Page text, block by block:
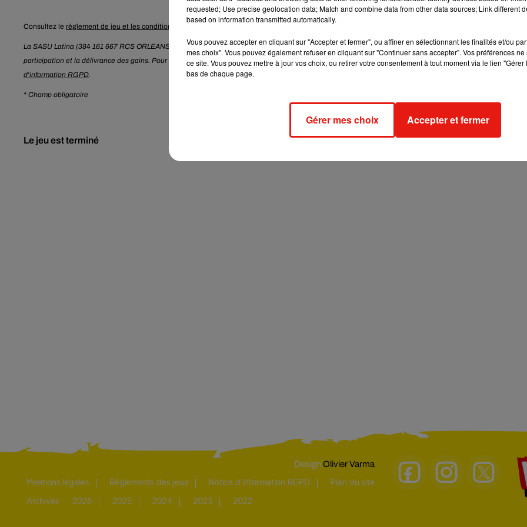
Consultez le règlement de jeu et les conditions de participation
La SASU Latina (384 161 667 RCS ORLEANS) traite les données recueillies pour l’organisation de ses jeux concours, notamment pour l’enregistrement de la
participation et la délivrance des gains. Pour en savoir plus sur la gestion de vos données personnelles et pour exercer vos droits, reportez-vous à la notice
d'information RGPD.
* Champ obligatoire
Le jeu est terminé
DesignOlivier Varma
Mentions légales Règlements des jeux Notice d’information RGPD Plan du site
Archives 2026 2025 2024 2023 2022
requested; Use precise geolocation data; Match and combine data from other data sources; Link different
based on information transmitted automatically.
Vous pouvez accepter en cliquant sur "Accepter et fermer", ou affiner en sélectionnant les finalités et/ou
mes choix". Vous pouvez également refuser en cliquant sur "Continuer sans accepter". Vos préférences
ce site. Vous pouvez mettre à jour vos choix, ou retirer votre consentement à tout moment via le lien
bas de chaque page.
Gérer mes choix Accepter et fermer